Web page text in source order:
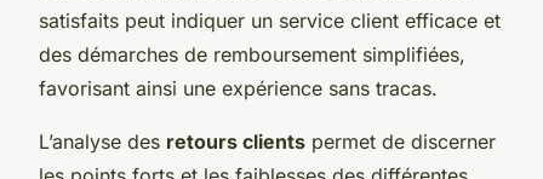
satisfaits peut indiquer un service client efficace et
des démarches de remboursement simplifiées,
favorisant ainsi une expérience sans tracas.
L’analyse des retours clients permet de discerner